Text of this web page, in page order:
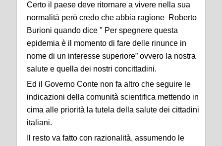
Certo il paese deve ritornare a vivere nella sua
normalità però credo che abbia ragione Roberto
Burioni quando dice " Per spegnere questa
epidemia è il momento di fare delle rinunce in
nome di un interesse superiore” ovvero la nostra
salute e quella dei nostri concittadini.
Ed il Governo Conte non fa altro che seguire le
indicazioni della comunità scientifica mettendo in
cima alle priorità la tutela della salute dei cittadini
italiani.
Il resto va fatto con razionalità, assumendo le